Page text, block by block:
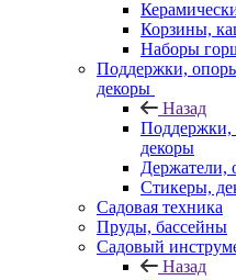
Корзины,
Наборы
Поддержки,
декоры
Назад
Поддержки,
декоры
Держатели,
Стикеры,
Садовая техника
Пруды, бассейны
Садовый
Назад